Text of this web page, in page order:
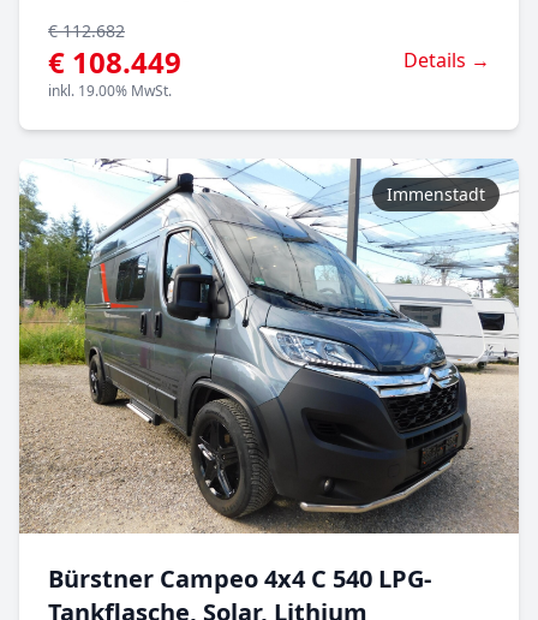
€ 112.682
€ 108.449
inkl. 19.00% MwSt.
Details →
Immenstadt
Bürstner Campeo 4x4 C 540 LPG-
Tankflasche, Solar, Lithium